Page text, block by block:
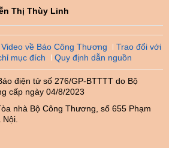
Thị Thùy Linh
Video về Báo Công Thương
Trao đổi với
mục đích Quy định dẫn nguồn
điện tử số 276/GP-BTTTT do Bộ
cấp ngày 04/8/2023
nhà Bộ Công Thương, số 655 Phạm